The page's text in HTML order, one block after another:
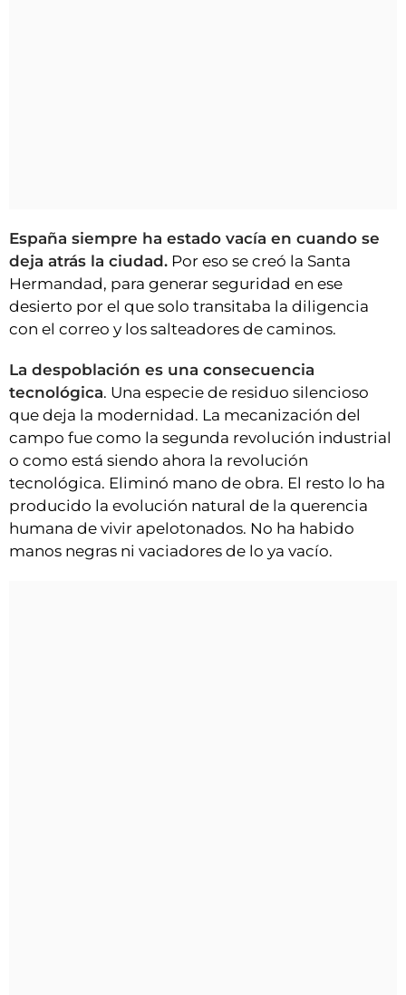
España siempre ha estado vacía en cuando se
deja atrás la ciudad. Por eso se creó la Santa
Hermandad, para generar seguridad en ese
desierto por el que solo transitaba la diligencia
con el correo y los salteadores de caminos.
La despoblación es una consecuencia
tecnológica. Una especie de residuo silencioso
que deja la modernidad. La mecanización del
campo fue como la segunda revolución industrial
o como está siendo ahora la revolución
tecnológica. Eliminó mano de obra. El resto lo ha
producido la evolución natural de la querencia
humana de vivir apelotonados. No ha habido
manos negras ni vaciadores de lo ya vacío.